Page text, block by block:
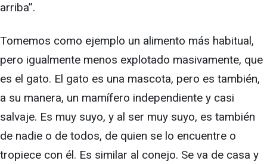
arriba”.
Tomemos como ejemplo un alimento más habitual,
pero igualmente menos explotado masivamente, que
es el gato. El gato es una mascota, pero es también,
a su manera, un mamífero independiente y casi
salvaje. Es muy suyo, y al ser muy suyo, es también
de nadie o de todos, de quien se lo encuentre o
tropiece con él. Es similar al conejo. Se va de casa y